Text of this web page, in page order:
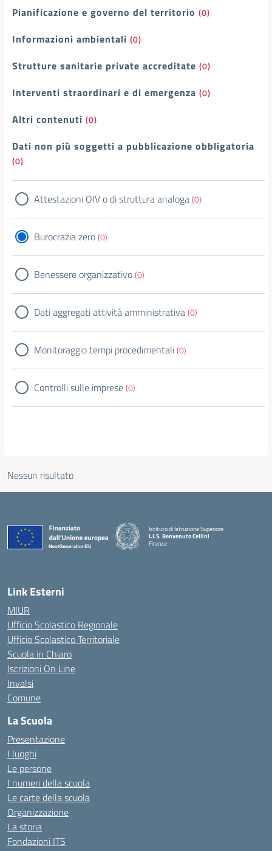
Pianificazione e governo del territorio (0)
Informazioni ambientali (0)
Strutture sanitarie private accreditate (0)
Interventi straordinari e di emergenza (0)
Altri contenuti (0)
Dati non più soggetti a pubblicazione obbligatoria
(0)
Attestazioni OIV o di struttura analoga(0)
Burocrazia zero(0)
Benessere organizzativo(0)
Dati aggregati attività amministrativa(0)
Monitoraggio tempi procedimentali(0)
Controlli sulle imprese(0)
Nessun risultato
Istituto di Istruzione Superiore
I.I.S. Benvenuto Cellini
Firenze
Link Esterni
MIUR
Ufficio Scolastico Regionale
Ufficio Scolastico Territoriale
Scuola in Chiaro
Iscrizioni On Line
Invalsi
Comune
La Scuola
Presentazione
I luoghi
Le persone
I numeri della scuola
Le carte della scuola
Organizzazione
La storia
Fondazioni ITS